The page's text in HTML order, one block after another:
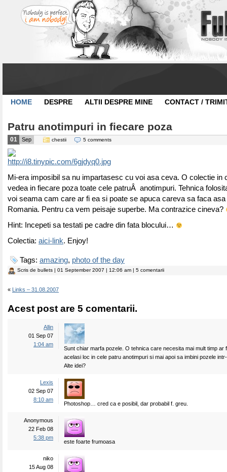
HOME DESPRE ALTII DESPRE MINE CONTACT /
Patru anotimpuri in fiecare poza
01 Sep chestii 5 comments
Mi-era imposibil sa nu impartasesc cu voi asa ceva. O colectie in
vedea in fiecare poza toate cele patruÂ anotimpuri. Tehnica
voi seama cam care ar fi ea si poate se apuca careva sa faca
Romania. Pentru ca vem peisaje superbe. Ma contrazice cineva?
Hint: Incepeti sa testati pe cadre din fata blocului…
Colectia: aici-link. Enjoy!
Tags: amazing, photo of the day
Scris de bullets | 01 September 2007 | 12:06 am | 5 comentarii
« Links – 31.08.2007
Acest post are 5 comentarii.
Allin
01 Sep 07
1:04 am
Sunt chiar marfa pozele. O tehnica care necesita mai mult timp ar
acelasi loc in cele patru anotimpuri si mai apoi sa imbini pozele
Alte idei?
Lexis
02 Sep 07
8:10 am
Photoshop… cred ca e posibil, dar probabil f. greu.
Anonymous
22 Feb 08
5:38 pm
este foarte frumoasa
niko
15 Aug 08